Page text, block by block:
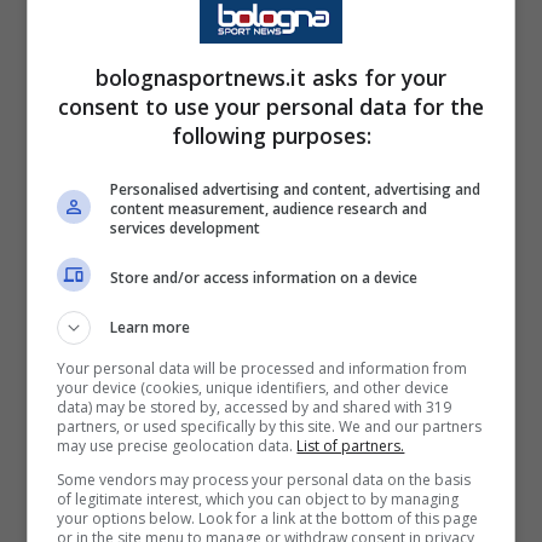
2’ Pellicanò (F), 42’ Tordiglione
e 73’ Rubino (F), 62’ e 64 Caprini (F)
D’Ascenzio e Lai (B)
Under 16allenata da LucaSordisi arrende
partita in cui i neroverdi sono andati in
vantaggio dopo due minuti, trovando il
raddoppio solamente negli istanti finali di
partita. In mezzo, a nulla sono serviti i
tentativi dei rossoblù per cercare di
pareggiare la gara.
bolognasportnews.it asks for your
consent to use your personal data for the
following purposes:
Personalised advertising and content, advertising and
content measurement, audience research and
services development
Store and/or access information on a device
Learn more
Your personal data will be processed and information from
your device (cookies, unique identifiers, and other device
data) may be stored by, accessed by and shared with 319
partners, or used specifically by this site. We and our partners
may use precise geolocation data. List of partners.
Some vendors may process your personal data on the basis
of legitimate interest, which you can object to by managing
your options below. Look for a link at the bottom of this page
or in the site menu to manage or withdraw consent in privacy